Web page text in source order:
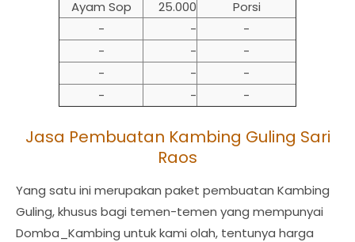
Ayam Sop 25.000
Porsi
-
-
-
-
-
-
-
-
-
-
- -
Jasa Pembuatan Kambing Guling Sari
Raos
Yang satu ini merupakan paket pembuatan Kambing
Guling, khusus bagi temen-temen yang mempunyai
Domba_Kambing untuk kami olah, tentunya harga